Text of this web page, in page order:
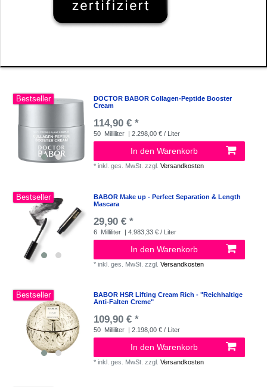
Bestseller
DOCTOR BABOR Collagen-Peptide Booster
Cream
114,90 € *
50 Milliliter | 2.298,00 € / Liter
In den Warenkorb
*inkl. ges. MwSt. zzgl.Versandkosten
Bestseller
BABOR Make up - Perfect Separation & Length
Mascara
29,90 € *
6 Milliliter | 4.983,33 € / Liter
In den Warenkorb
*inkl. ges. MwSt. zzgl.Versandkosten
Bestseller
BABOR HSR Lifting Cream Rich - "Reichhaltige
Anti-Falten Creme"
109,90 € *
50 Milliliter | 2.198,00 € / Liter
In den Warenkorb
*inkl. ges. MwSt. zzgl.Versandkosten